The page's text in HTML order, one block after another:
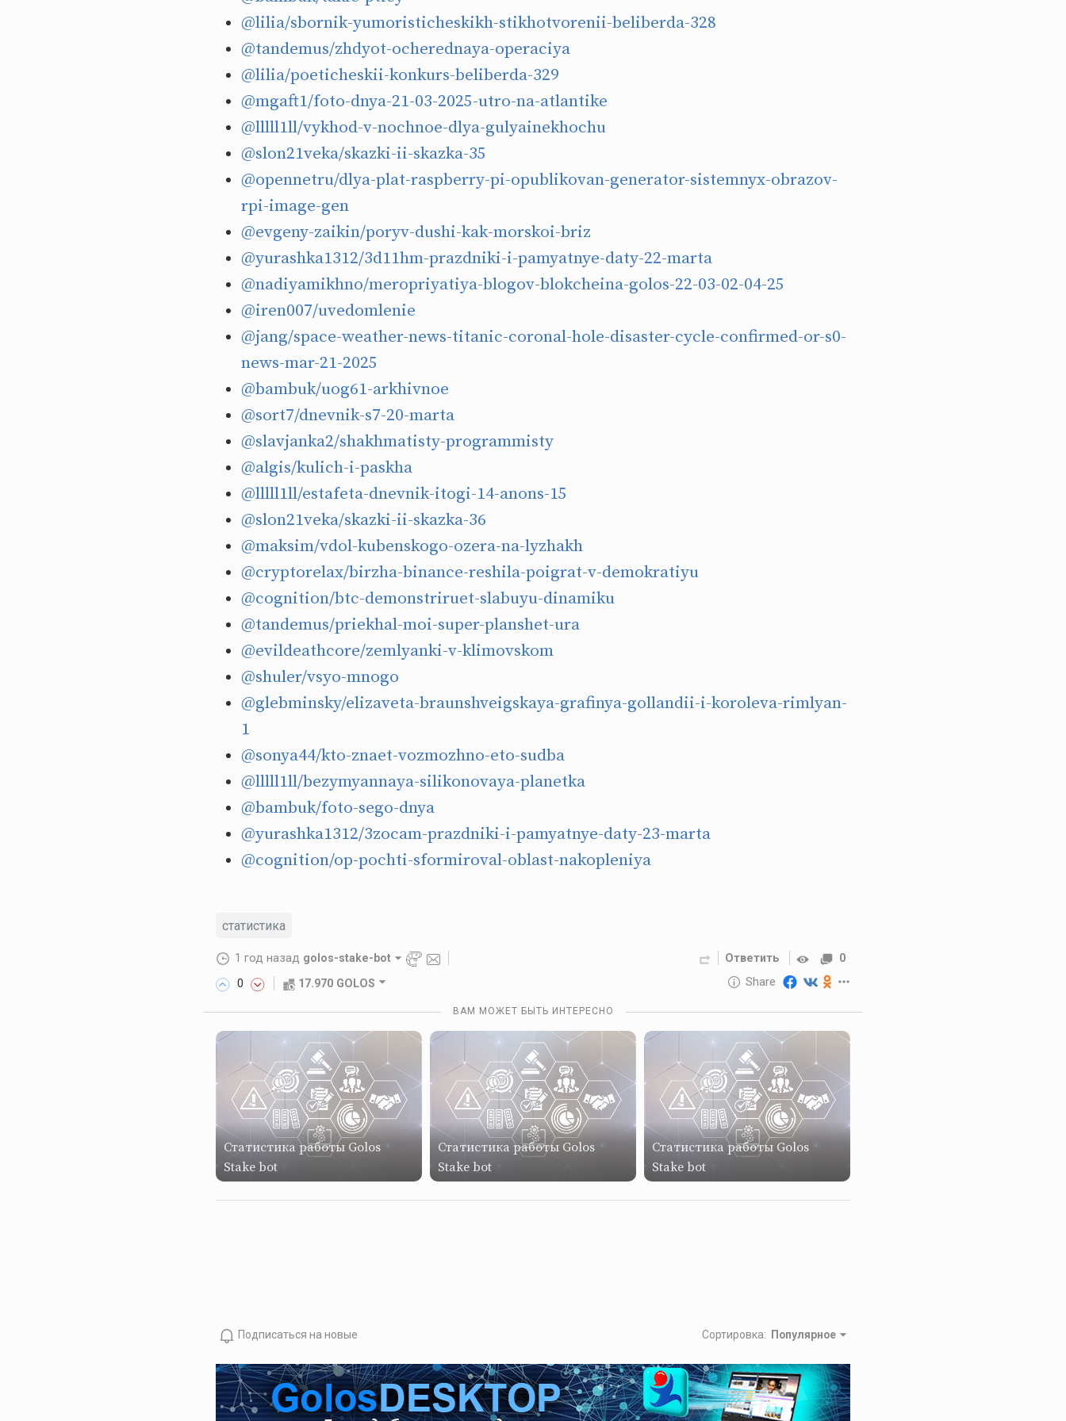
@lilia/sbornik-yumoristicheskikh-stikhotvorenii-beliberda-328
@tandemus/zhdyot-ocherednaya-operaciya
@lilia/poeticheskii-konkurs-beliberda-329
@mgaft1/foto-dnya-21-03-2025-utro-na-atlantike
@lllll1ll/vykhod-v-nochnoe-dlya-gulyainekhochu
@slon21veka/skazki-ii-skazka-35
@opennetru/dlya-plat-raspberry-pi-opublikovan-generator-sistemnyx-obrazov-
rpi-image-gen
@evgeny-zaikin/poryv-dushi-kak-morskoi-briz
@yurashka1312/3d11hm-prazdniki-i-pamyatnye-daty-22-marta
@nadiyamikhno/meropriyatiya-blogov-blokcheina-golos-22-03-02-04-25
@iren007/uvedomlenie
@jang/space-weather-news-titanic-coronal-hole-disaster-cycle-confirmed-or-s0-
news-mar-21-2025
@bambuk/uog61-arkhivnoe
@sort7/dnevnik-s7-20-marta
@slavjanka2/shakhmatisty-programmisty
@algis/kulich-i-paskha
@lllll1ll/estafeta-dnevnik-itogi-14-anons-15
@slon21veka/skazki-ii-skazka-36
@maksim/vdol-kubenskogo-ozera-na-lyzhakh
@cryptorelax/birzha-binance-reshila-poigrat-v-demokratiyu
@cognition/btc-demonstriruet-slabuyu-dinamiku
@tandemus/priekhal-moi-super-planshet-ura
@evildeathcore/zemlyanki-v-klimovskom
@shuler/vsyo-mnogo
@glebminsky/elizaveta-braunshveigskaya-grafinya-gollandii-i-koroleva-rimlyan-
1
@sonya44/kto-znaet-vozmozhno-eto-sudba
@lllll1ll/bezymyannaya-silikonovaya-planetka
@bambuk/foto-sego-dnya
@yurashka1312/3zocam-prazdniki-i-pamyatnye-daty-23-marta
@cognition/op-pochti-sformiroval-oblast-nakopleniya
статистика
1 год назад golos-stake-bot
0 17.970 GOLOS
Ответить 0
Share
Reward
10 GOLOS
ВАМ МОЖЕТ БЫТЬ ИНТЕРЕСНО
Статистика работы Golos
Stake bot
Статистика работы Golos
Stake bot
Статистика работы Golos
Stake bot
Подписаться на новые Сортировка: Популярное